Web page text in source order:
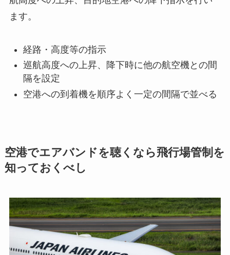
ます。
経路・高度等の指示
巡航高度への上昇、降下時に他の航空機との間
隔を設定
空港への到着機を順序よく一定の間隔で並べる
空港でエアバンドを聴くなら飛行場管制を
知っておくべし